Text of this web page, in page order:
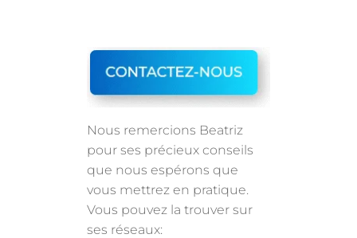
Nous remercions Beatriz
pour ses précieux conseils
que nous espérons que
vous mettrez en pratique.
Vous pouvez la trouver sur
ses réseaux: